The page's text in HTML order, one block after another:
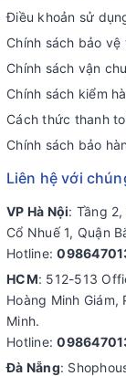
Điều khoản sử
Chính sách bảo
Chính sách vận
Chính sách kiểm
Cách thức thanh
Chính sách bảo
Liên hệ với
VP Hà Nội: Tầng
Cổ Nhuế 1, Quận
Hotline:
HCM: 512-513
Hoàng Minh Giám,
Minh.
Hotline:
Đà Nẵng: